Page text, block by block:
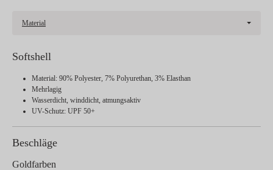
Material
Softshell
Material: 90% Polyester, 7% Polyurethan, 3% Elasthan
Mehrlagig
Wasserdicht, winddicht, atmungsaktiv
UV-Schutz: UPF 50+
Beschläge
Goldfarben